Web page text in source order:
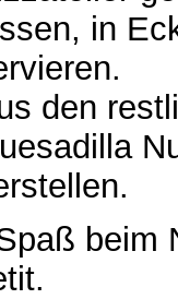
in
den
beim